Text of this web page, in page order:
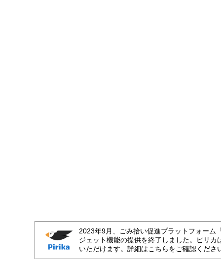
2023年9月、ごみ拾い促進プラットフォーム
ジェット機能の提供を終了しました。ピリカ
いただけます。詳細はこちらをご確認くださ